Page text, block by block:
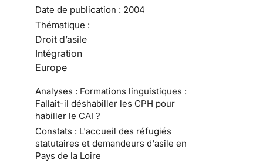
Date de publication : 2004
Thématique :
Droit d’asile
Intégration
Europe
Analyses : Formations linguistiques :
Fallait-il déshabiller les CPH pour
habiller le CAI ?
Constats : L'accueil des réfugiés
statutaires et demandeurs d'asile en
Pays de la Loire